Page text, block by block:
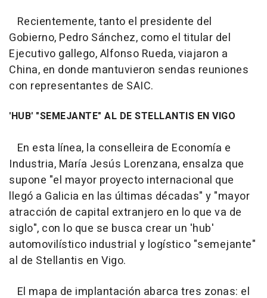
Recientemente, tanto el presidente del
Gobierno, Pedro Sánchez, como el titular del
Ejecutivo gallego, Alfonso Rueda, viajaron a
China, en donde mantuvieron sendas reuniones
con representantes de SAIC.
'HUB' "SEMEJANTE" AL DE STELLANTIS EN VIGO
En esta línea, la conselleira de Economía e
Industria, María Jesús Lorenzana, ensalza que
supone "el mayor proyecto internacional que
llegó a Galicia en las últimas décadas" y "mayor
atracción de capital extranjero en lo que va de
siglo", con lo que se busca crear un 'hub'
automovilístico industrial y logístico "semejante"
al de Stellantis en Vigo.
El mapa de implantación abarca tres zonas: el